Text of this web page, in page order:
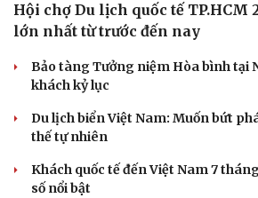
Hội chợ Du lịch quốc tế TP.HCM
lớn nhất từ trước đến nay
Bảo tàng Tưởng niệm Hòa bình tại
khách kỷ lục
Du lịch biển Việt Nam: Muốn bứt
thế tự nhiên
Khách quốc tế đến Việt Nam 7
số nổi bật